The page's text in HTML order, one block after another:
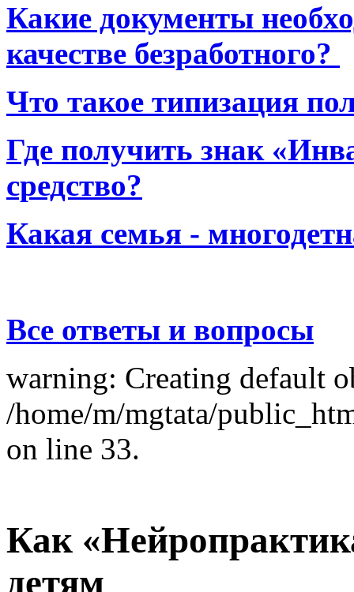
Какие документы
качестве безработного?
Что такое типизация
Где получить знак
средство?
Какая семья -
Все ответы и вопросы
warning: Creating default
/home/m/mgtata/
on line 33.
Как
детям